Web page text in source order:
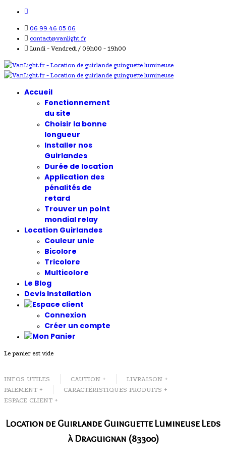
06 99 46 05 06
contact@vanlight.fr
Lundi - Vendredi / 09h00 - 19h00
Accueil
Fonctionnement
du site
Choisir la bonne
longueur
Installer nos
Guirlandes
Durée de location
Application des
pénalités de
retard
Trouver un point
mondial relay
Location Guirlandes
Couleur unie
Bicolore
Tricolore
Multicolore
Le Blog
Devis Installation
Connexion
Créer un compte
Le panier est vide
INFOS UTILES CAUTION +
LIVRAISON +
PAIEMENT +
CARACTÉRISTIQUES PRODUITS +
ESPACE CLIENT +
Location de Guirlande Guinguette Lumineuse Leds
à Draguignan (83300)